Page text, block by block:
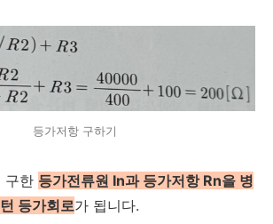
등가저항 구하기
구한 등가전류원 In과 등가저항 Rn을 병
등가회로가 됩니다.